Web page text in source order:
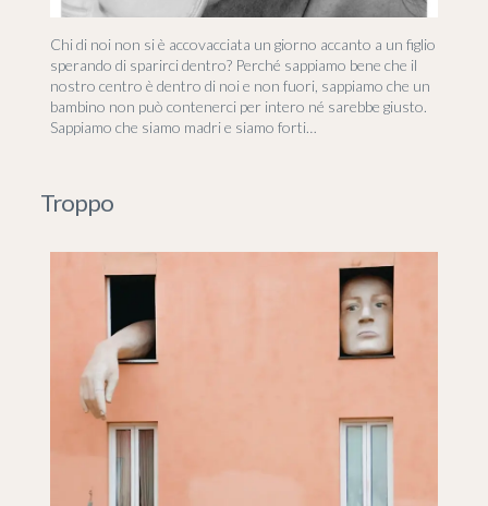
Chi di noi non si è accovacciata un giorno accanto a un figlio
sperando di sparirci dentro? Perché sappiamo bene che il
nostro centro è dentro di noi e non fuori, sappiamo che un
bambino non può contenerci per intero né sarebbe giusto.
Sappiamo che siamo madri e siamo forti…
Troppo